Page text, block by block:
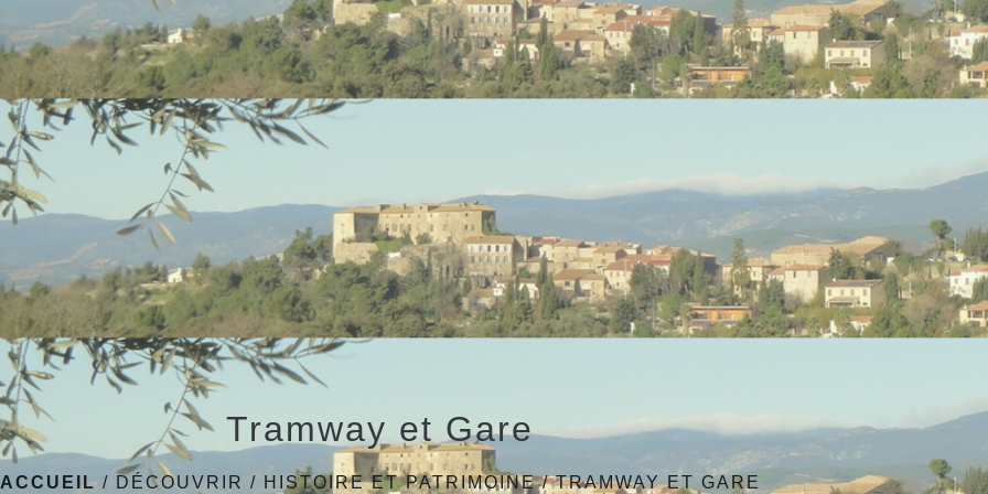
Tramway et Gare
ACCUEIL / DÉCOUVRIR / HISTOIRE ET PATRIMOINE/TRAMWAY ET GARE